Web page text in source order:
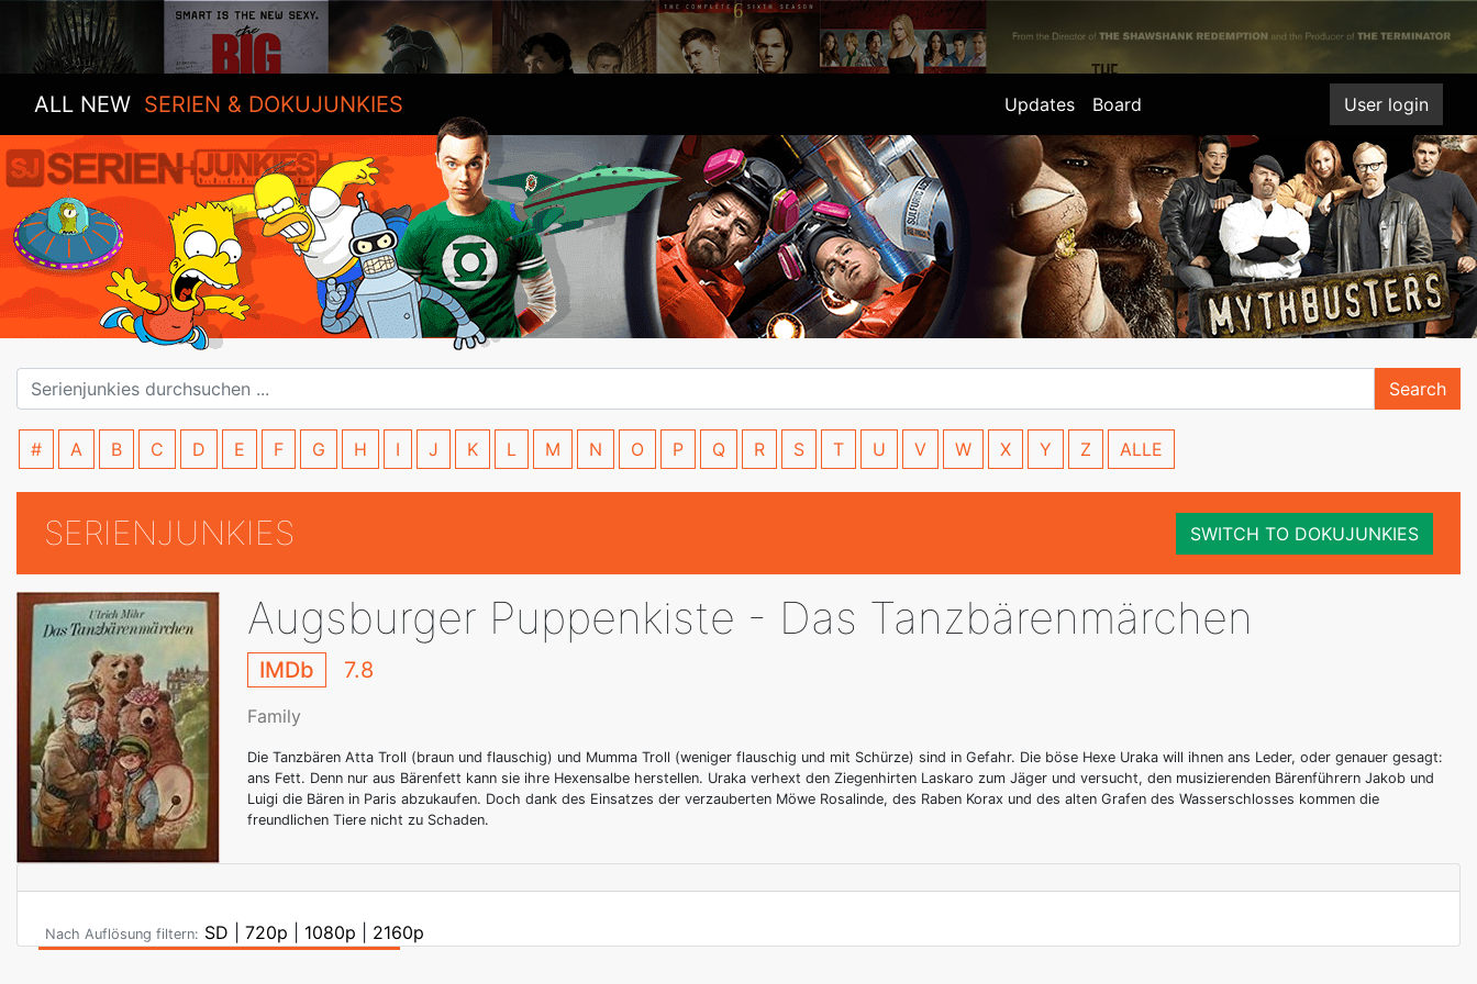
ALL NEW SERIEN & DOKUJUNKIES Updates Board User login
Search
# A B C D E F G H I J K L M N O P Q R S T U V W X Y Z ALLE
SERIENJUNKIES SWITCH TO DOKUJUNKIES
Augsburger Puppenkiste - Das Tanzbärenmärchen
IMDb 7.8
Family
Die Tanzbären Atta Troll (braun und flauschig) und Mumma Troll (weniger flauschig und mit Schürze) sind in Gefahr. Die böse Hexe Uraka will ihnen ans Leder, oder genauer gesagt:
ans Fett. Denn nur aus Bärenfett kann sie ihre Hexensalbe herstellen. Uraka verhext den Ziegenhirten Laskaro zum Jäger und versucht, den musizierenden Bärenführern Jakob und
Luigi die Bären in Paris abzukaufen. Doch dank des Einsatzes der verzauberten Möwe Rosalinde, des Raben Korax und des alten Grafen des Wasserschlosses kommen die
freundlichen Tiere nicht zu Schaden.
Nach Auflösung filtern: SD 720p 1080p 2160p